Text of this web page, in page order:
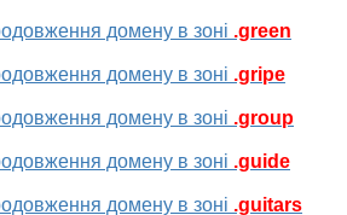
домену в зоні .green
домену в зоні .gripe
домену в зоні .group
домену в зоні .guide
домену в зоні .guitars